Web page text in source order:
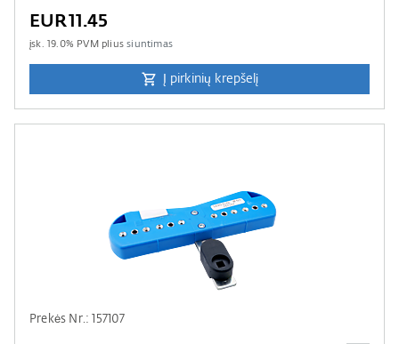
EUR11.45
įsk. 19.0% PVM pliussiuntimas
Į pirkinių krepšelį
Prekės Nr.: 157107